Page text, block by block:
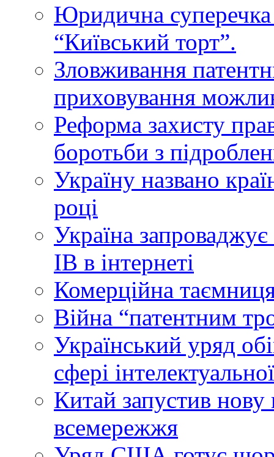
Юридична суперечка
“Київський торт”.
Зловживання
приховування
Реформа захисту
боротьби з
Україну названо
році
Україна
ІВ в інтернеті
Комерційна
Війна “патентним
Український уряд
сфері
Китай запустив
всемережжя